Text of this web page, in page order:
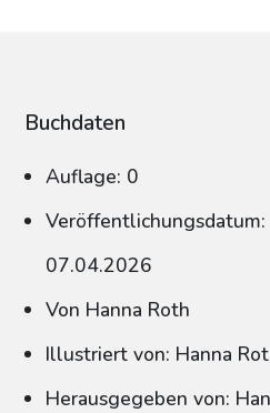
Buchdaten
Auflage: 0
Veröffentlichungsdatum:
07.04.2026
Von Hanna Roth
Illustriert von: Hanna
Herausgegeben von: